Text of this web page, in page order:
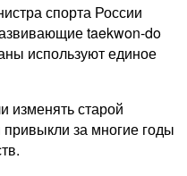
спорта России
taekwon-do
используют единое
изменять старой
за многие годы